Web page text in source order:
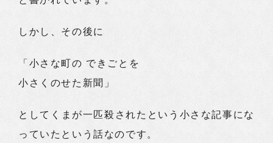
しかし、その後に
「小さな町の できごとを
小さくのせた新聞」
としてくまが一匹殺されたという小さな記事にな
っていたという話なのです。